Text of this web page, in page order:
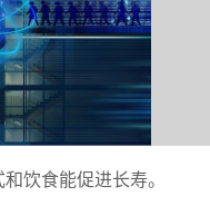
饮食能促进长寿。